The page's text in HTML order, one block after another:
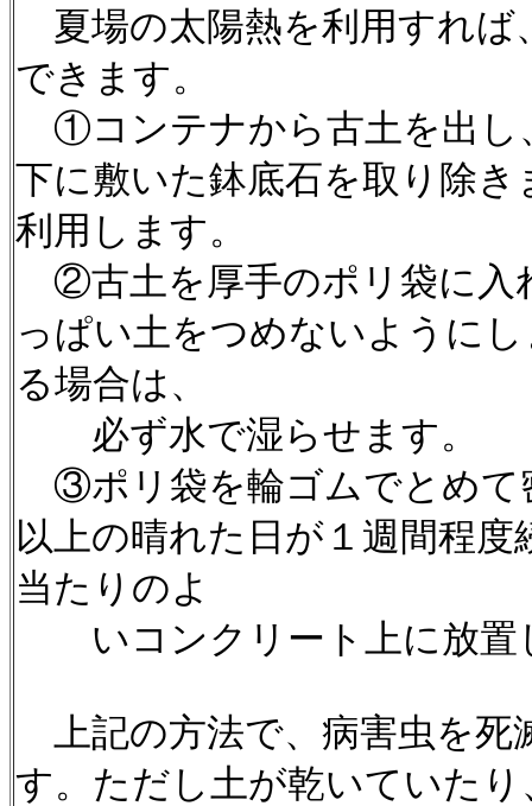
夏場の太陽熱を利用すれば
できます。
①コンテナから古土を出し
下に敷いた鉢底石を取り除
利用します。
②古土を厚手のポリ袋に入
っぱい土をつめないように
る場合は、
必ず水で湿らせます。
③ポリ袋を輪ゴムでとめて
以上の晴れた日が１週間程
当たりのよ
いコンクリート上に放置
上記の方法で、病害虫を死
す。ただし土が乾いていた